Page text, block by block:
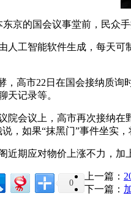
东京的国会议事堂前，民众
人工智能软件生成，每天
，高市22日在国会接纳质
天记录等。
院会议上，高市再次接纳
，如果“抹黑门”事件坐实
近期应对物价上涨不力，加
0
上一篇：
下一篇：